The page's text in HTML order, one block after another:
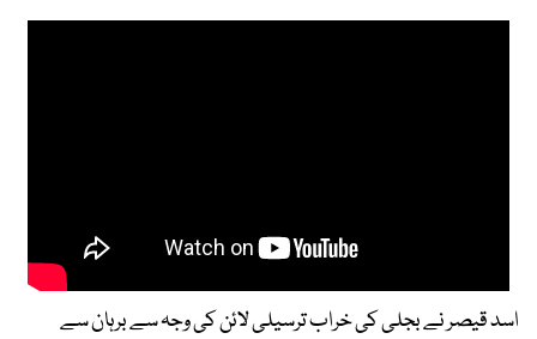
اسد قیصر نے بجلی کی خراب ترسیلی لائن کی وجہ سے برہان سے